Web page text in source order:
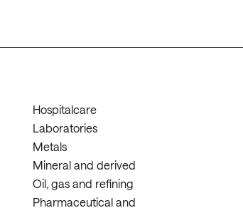
Hospitalcare
Laboratories
Metals
Mineral and derived
Oil, gas and refining
Pharmaceutical and